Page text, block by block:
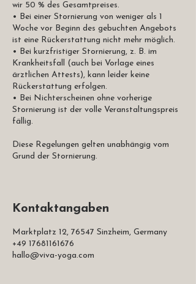
wir 50 % des Gesamtpreises.
• Bei einer Stornierung von weniger als 1
Woche vor Beginn des gebuchten Angebots
ist eine Rückerstattung nicht mehr möglich.
• Bei kurzfristiger Stornierung, z. B. im
Krankheitsfall (auch bei Vorlage eines
ärztlichen Attests), kann leider keine
Rückerstattung erfolgen.
• Bei Nichterscheinen ohne vorherige
Stornierung ist der volle Veranstaltungspreis
fällig.
Diese Regelungen gelten unabhängig vom
Grund der Stornierung.
Kontaktangaben
Marktplatz 12, 76547 Sinzheim, Germany
+49 17681161676
hallo@viva-yoga.com